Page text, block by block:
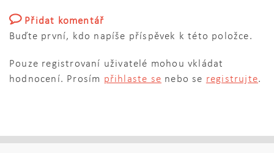
Přidat komentář
Buďte první, kdo napíše příspěvek k této položce.
Pouze registrovaní uživatelé mohou vkládat
hodnocení. Prosím přihlaste se nebo se registrujte.